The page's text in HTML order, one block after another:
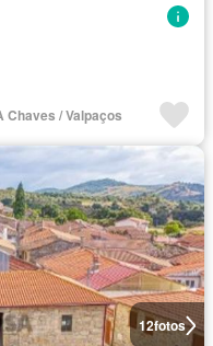
Chaves / Valpaços
12fotos